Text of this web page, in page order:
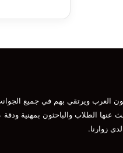
العرب ويرتقي بهم في جميع
عنها الطلاب والباحثون بمهنية
زوارنا.